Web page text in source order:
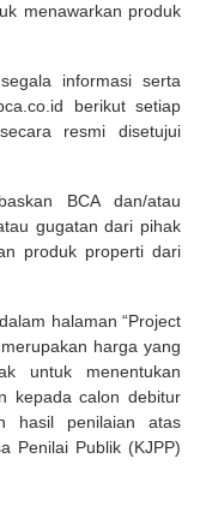
menawarkan produk
informasi serta
berikut setiap
resmi disetujui
BCA dan/atau
gugatan dari pihak
produk properti dari
halaman “Project
harga yang
untuk menentukan
kepada calon debitur
hasil penilaian atas
Penilai Publik (KJPP)